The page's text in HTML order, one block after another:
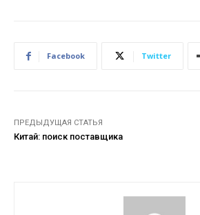
Facebook Twitter
ПРЕДЫДУЩАЯ СТАТЬЯ
Китай: поиск поставщика